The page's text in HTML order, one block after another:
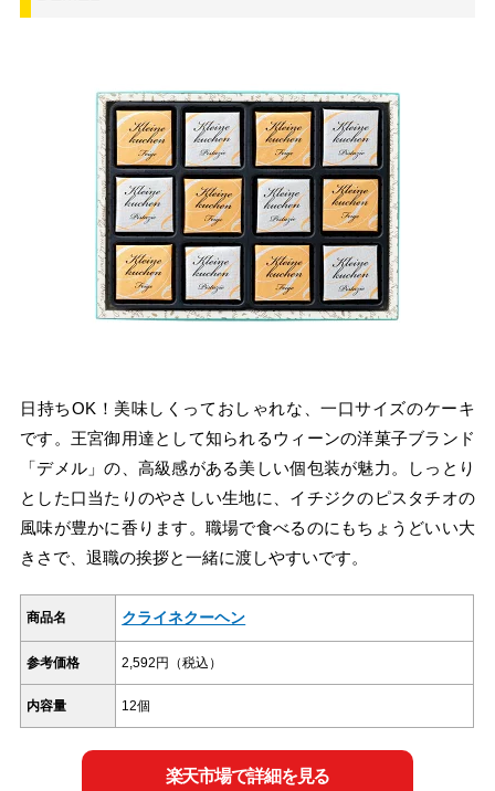
日持ちOK！美味しくっておしゃれな、一口サイズのケーキ
です。王宮御用達として知られるウィーンの洋菓子ブランド
「デメル」の、高級感がある美しい個包装が魅力。しっとり
とした口当たりのやさしい生地に、イチジクのピスタチオの
風味が豊かに香ります。職場で食べるのにもちょうどいい大
きさで、退職の挨拶と一緒に渡しやすいです。
商品名 クライネクーヘン
参考価格 2,592円（税込）
内容量 12個
楽天市場で詳細を見る